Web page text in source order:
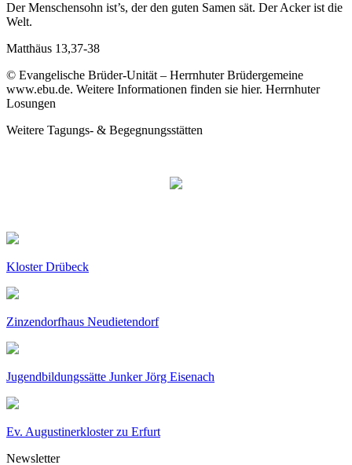
Der Menschensohn ist’s, der den guten Samen sät. Der Acker ist die
Welt.
Matthäus 13,37-38
© Evangelische Brüder-Unität – Herrnhuter Brüdergemeine
www.ebu.de. Weitere Informationen finden sie hier. Herrnhuter
Losungen
Weitere Tagungs- & Begegnungsstätten
Kloster Drübeck
Zinzendorfhaus Neudietendorf
Jugendbildungssätte Junker Jörg Eisenach
Ev. Augustinerkloster zu Erfurt
Newsletter